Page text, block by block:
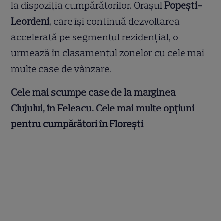
la dispoziția cumpărătorilor. OrașulPopești-
Leordeni, care își continuă dezvoltarea
accelerată pe segmentul rezidențial, o
urmează în clasamentul zonelor cu cele mai
multe case de vânzare.
Cele mai scumpe case de la marginea
Clujului, în Feleacu. Cele mai multe opțiuni
pentru cumpărători în Florești